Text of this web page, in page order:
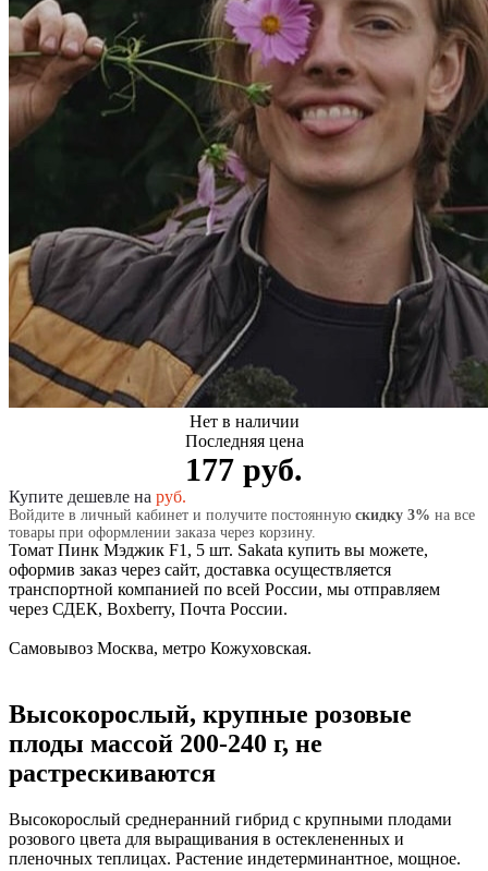
Нет в наличии
Последняя цена
177 руб.
Купите дешевле на руб.
Войдите в личный кабинет и получите постоянную скидку 3% на все
товары при оформлении заказа через корзину.
Томат Пинк Мэджик F1, 5 шт. Sakata купить вы можете,
оформив заказ через сайт, доставка осуществляется
транспортной компанией по всей России, мы отправляем
через СДЕК, Boxberry, Почта России.
Самовывоз Москва, метро Кожуховская.
Высокорослый, крупные розовые
плоды массой 200-240 г, не
растрескиваются
Высокорослый среднеранний гибрид с крупными плодами
розового цвета для выращивания в остеклененных и
пленочных теплицах. Растение индетерминантное, мощное.